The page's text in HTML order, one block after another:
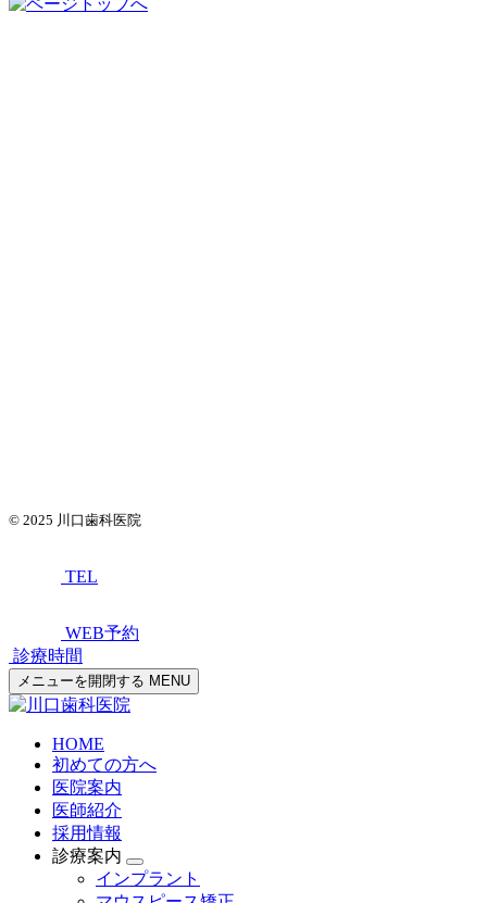
© 2025 川口歯科医院
TEL
WEB予約
診療時間
メニューを開閉する MENU
HOME
初めての方へ
医院案内
医師紹介
採用情報
診療案内
インプラント